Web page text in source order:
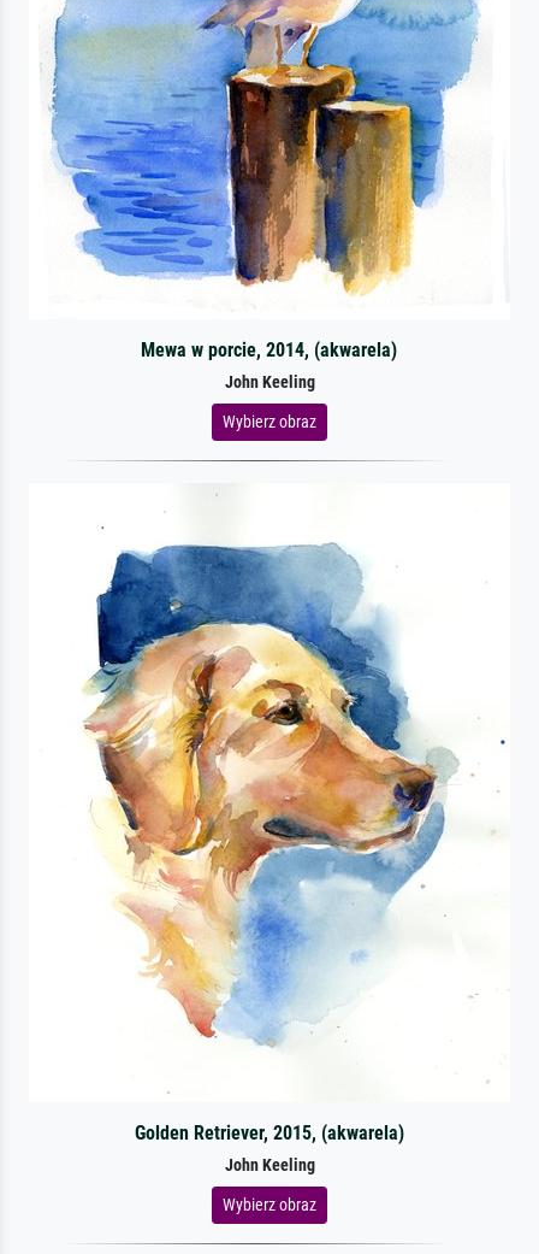
Mewa w porcie, 2014, (akwarela)
John Keeling
Wybierz obraz
Golden Retriever, 2015, (akwarela)
John Keeling
Wybierz obraz